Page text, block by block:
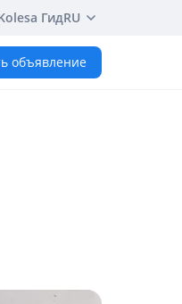
ГидRU
объявление